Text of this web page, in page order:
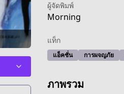
ผู้จัดพิมพ์
Morning
แท็ก
แอ็คชั่น การผจญภัย
ภาพรวม